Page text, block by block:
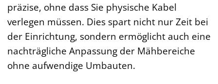
präzise, ohne dass Sie physische Kabel
verlegen müssen. Dies spart nicht nur Zeit bei
der Einrichtung, sondern ermöglicht auch eine
nachträgliche Anpassung der Mähbereiche
ohne aufwendige Umbauten.